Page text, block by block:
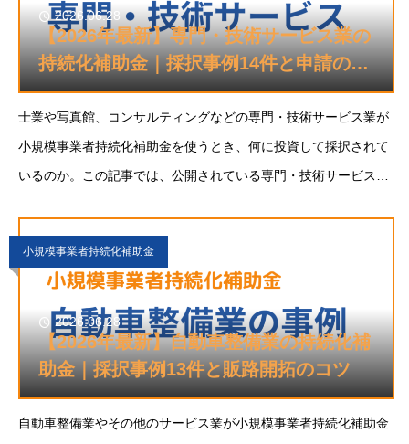
2026.06.28
【2026年最新】専門・技術サービス業の
持続化補助金｜採択事例14件と申請のコ
ツ
士業や写真館、コンサルティングなどの専門・技術サービス業が
小規模事業者持続化補助金を使うとき、何に投資して採択されて
いるのか。この記事では、公開されている専門・技術サービス業
向と、採択につなげるための申請のポイントをまと
小規模事業者持続化補助金
2026.06.28
【2026年最新】自動車整備業の持続化補
助金｜採択事例13件と販路開拓のコツ
自動車整備業やその他のサービス業が小規模事業者持続化補助金